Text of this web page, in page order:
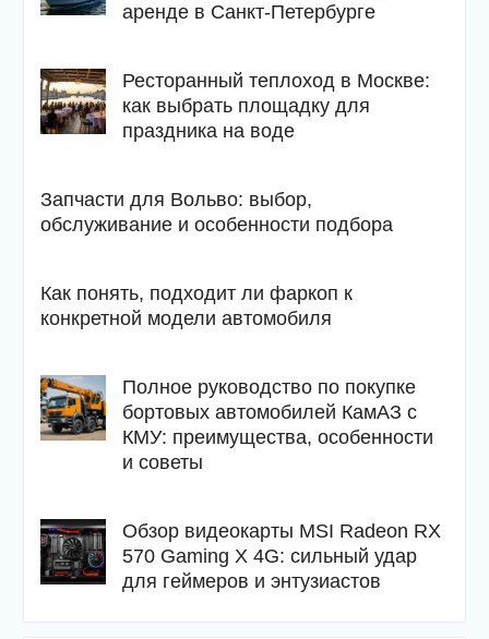
аренде в Санкт-Петербурге
Ресторанный теплоход в Москве:
как выбрать площадку для
праздника на воде
Запчасти для Вольво: выбор,
обслуживание и особенности подбора
Как понять, подходит ли фаркоп к
конкретной модели автомобиля
Полное руководство по покупке
бортовых автомобилей КамАЗ с
КМУ: преимущества, особенности
и советы
Обзор видеокарты MSI Radeon RX
570 Gaming X 4G: сильный удар
для геймеров и энтузиастов